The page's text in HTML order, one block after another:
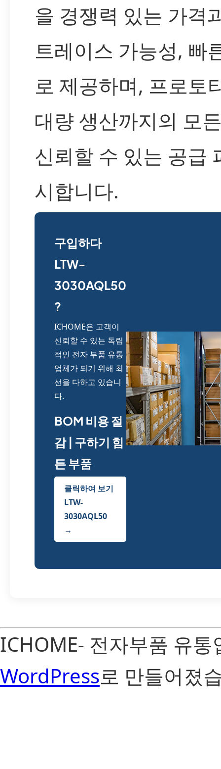
을 경쟁력 있는 가격
트레이스 가능성, 빠
로 제공하며, 프로토
대량 생산까지의 모
신뢰할 수 있는 공급
시합니다.
구입하다
LTW-
3030AQL50
?
ICHOME은 고객이
신뢰할 수 있는 독립
적인 전자 부품 유통
업체가 되기 위해 최
선을 다하고 있습니
다.
BOM 비용 절
감 | 구하기 힘
든 부품
클릭하여 보기
LTW-
3030AQL50
→
ICHOME- 전자부품 유
WordPress로 만들어졌